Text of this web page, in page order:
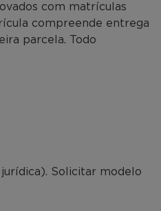
com matrículas
compreende entrega
parcela. Todo
Solicitar modelo